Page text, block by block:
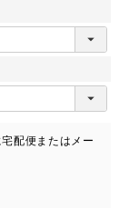
宅配便またはメー